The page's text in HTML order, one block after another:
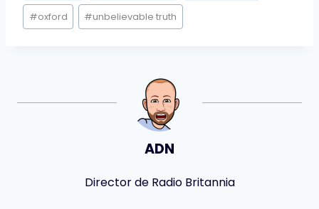
entrada:
#oxford #unbelievable truth
ADN
Director de Radio Britannia